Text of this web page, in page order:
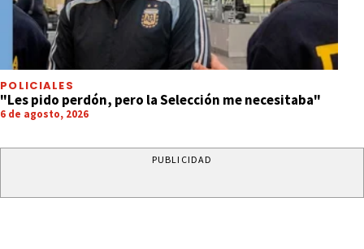
POLICIALES
"Les pido perdón, pero la Selección me necesitaba"
6 de agosto, 2026
PUBLICIDAD